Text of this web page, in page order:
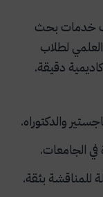
خدمات بحث
لطلاب
دقيقة.
والدكتوراه.
في الجامعات.
للمناقشة بثقة.